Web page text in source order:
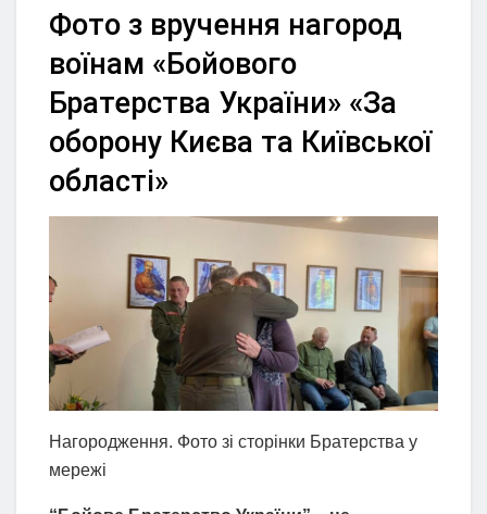
Фото з вручення нагород
воїнам «Бойового
Братерства України» «За
оборону Києва та Київської
області»
Нагородження. Фото зі сторінки Братерства у
мережі